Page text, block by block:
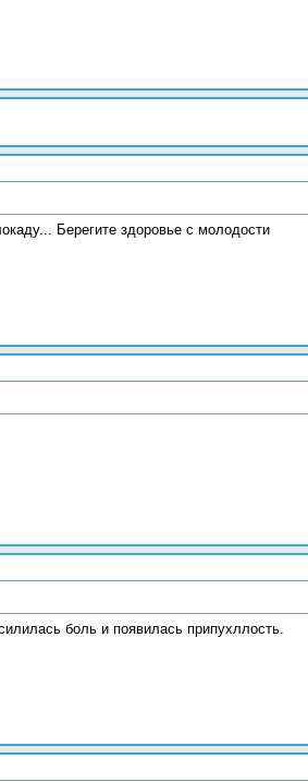
Берегите здоровье с молодости
боль и появилась припухллость.